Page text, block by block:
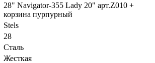
28" Navigator-355 Lady 20" арт.Z010 +
корзина пурпурный
Stels
28
Сталь
Жесткая